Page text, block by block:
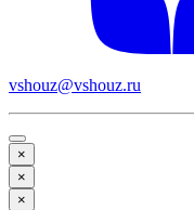
vshouz@vshouz.ru
×
×
×